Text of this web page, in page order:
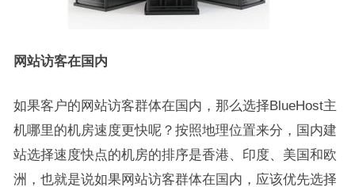
网站访客在国内
如果客户的网站访客群体在国内，那么选择BlueHost主
机哪里的机房速度更快呢？按照地理位置来分，国内建
站选择速度快点的机房的排序是香港、印度、美国和欧
洲，也就是说如果网站访客群体在国内，应该优先选择